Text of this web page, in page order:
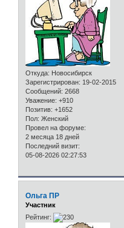
Откуда: Новосибирск
Зарегистрирован: 19-02-2015
Сообщений: 2668
Уважение: +910
Позитив: +1652
Пол: Женский
Провел на форуме:
2 месяца 18 дней
Последний визит:
05-08-2026 02:27:53
Ольга ПР
Участник
Рейтинг: